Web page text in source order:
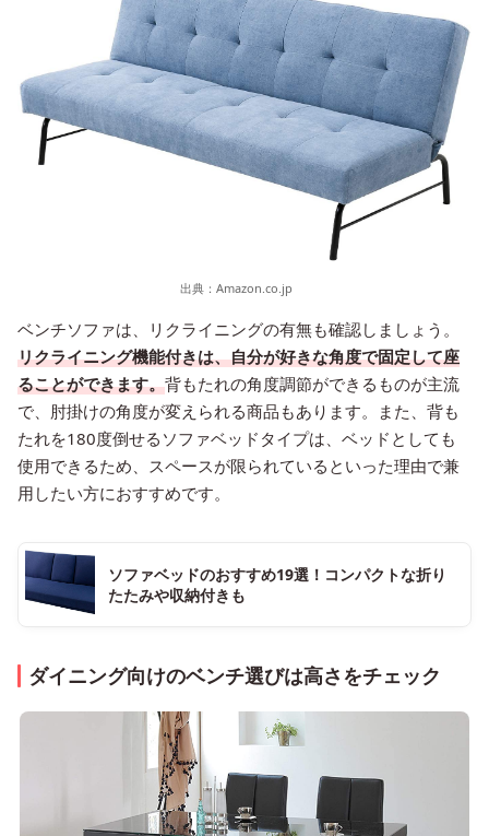
出典： Amazon.co.jp
ベンチソファは、リクライニングの有無も確認しましょう。
リクライニング機能付きは、自分が好きな角度で固定して座
ることができます。背もたれの角度調節ができるものが主流
で、肘掛けの角度が変えられる商品もあります。また、背も
たれを180度倒せるソファベッドタイプは、ベッドとしても
使用できるため、スペースが限られているといった理由で兼
用したい方におすすめです。
ソファベッドのおすすめ19選！コンパクトな折り
たたみや収納付きも
ダイニング向けのベンチ選びは高さをチェック